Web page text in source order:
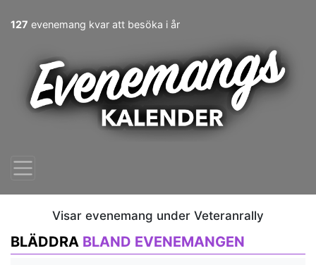
127 evenemang kvar att besöka i år
Visar evenemang under Veteranrally
BLÄDDRA BLAND EVENEMANGEN